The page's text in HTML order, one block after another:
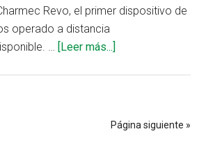
Revo, el primer dispositivo de
operado a distancia
… [Leer más...]
Revo
Página siguiente »